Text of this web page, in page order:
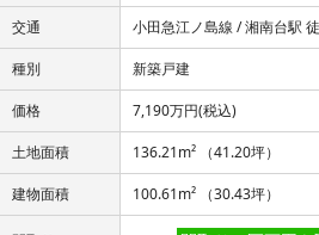
交通 小田急江ノ島線 / 湘南台駅
種別 新築戸建
価格 7,190万円(税込)
土地面積 136.21m² （41.20坪）
建物面積 100.61m² （30.43坪）